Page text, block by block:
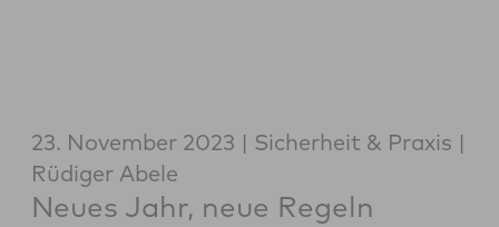
23. November 2023
Sicherheit & Praxis
Rüdiger Abele
Neues Jahr, neue Regeln